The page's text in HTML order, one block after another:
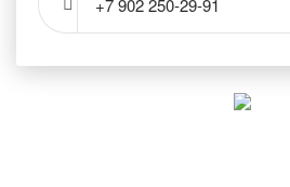
+7 902 250‑29‑91